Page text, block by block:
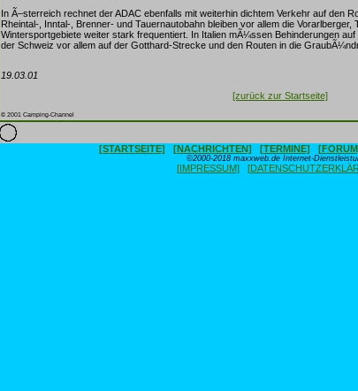
In Ã–sterreich rechnet der ADAC ebenfalls mit weiterhin dichtem Verkehr auf den
Rheintal-, Inntal-, Brenner- und Tauernautobahn bleiben vor allem die
Wintersportgebiete weiter stark frequentiert. In Italien mÃ¼ssen Behinderungen
der Schweiz vor allem auf der Gotthard-Strecke und den Routen in die
19.03.01
[zurück zur Startseite]
© 2001 Camping-Channel
[STARTSEITE] [NACHRICHTEN] [TERMINE]
©2000-2018 maxxweb.de Internet-
[IMPRESSUM]